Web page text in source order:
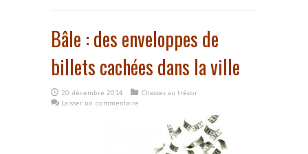
Bâle : des enveloppes de
billets cachées dans la ville
20 décembre 2014
Chasses au trésor
Laisser un commentaire